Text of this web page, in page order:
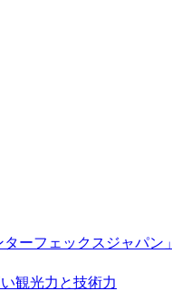
ーフェックスジャパン」
観光力と技術力